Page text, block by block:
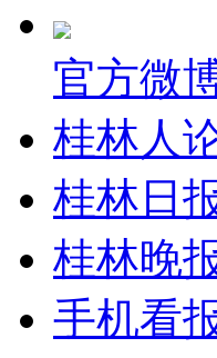
官方微
桂林人
桂林日
桂林晚
手机看